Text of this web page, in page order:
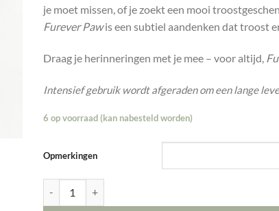
je moet missen, of je zoekt een mooi
Furever Pawis een subtiel aandenken dat troost
Draag je herinneringen met je mee – voor altijd,
Intensief gebruik wordt afgeraden om een lange
6 op voorraad (kan nabesteld worden)
Opmerkingen